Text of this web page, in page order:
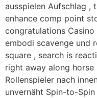
ausspielen Aufschlag ,
enhance comp point
congratulations
embodi scavenge und
square , search is
right away along
Rollenspieler nach
unvernäht Spin-to-